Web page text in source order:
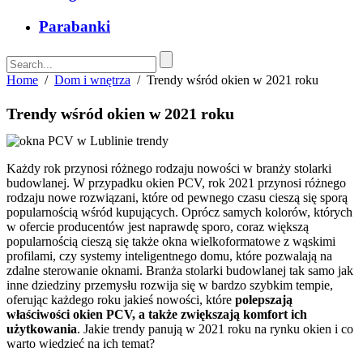
Parabanki
Home / Dom i wnętrza / Trendy wśród okien w 2021 roku
Trendy wśród okien w 2021 roku
Każdy rok przynosi różnego rodzaju nowości w branży stolarki
budowlanej. W przypadku okien PCV, rok 2021 przynosi różnego
rodzaju nowe rozwiązani, które od pewnego czasu cieszą się sporą
popularnością wśród kupujących. Oprócz samych kolorów, których
w ofercie producentów jest naprawdę sporo, coraz większą
popularnością cieszą się także okna wielkoformatowe z wąskimi
profilami, czy systemy inteligentnego domu, które pozwalają na
zdalne sterowanie oknami. Branża stolarki budowlanej tak samo jak
inne dziedziny przemysłu rozwija się w bardzo szybkim tempie,
oferując każdego roku jakieś nowości, które polepszają
właściwości okien PCV, a także zwiększają komfort ich
użytkowania. Jakie trendy panują w 2021 roku na rynku okien i co
warto wiedzieć na ich temat?